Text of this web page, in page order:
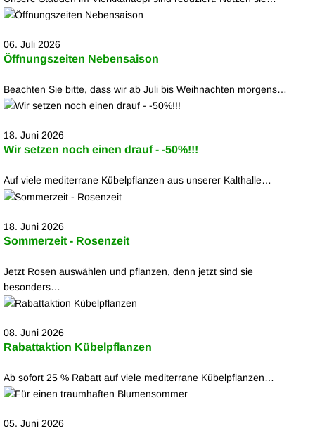
06. Juli 2026
Öffnungszeiten Nebensaison
Beachten Sie bitte, dass wir ab Juli bis Weihnachten morgens…
18. Juni 2026
Wir setzen noch einen drauf - -50%!!!
Auf viele mediterrane Kübelpflanzen aus unserer Kalthalle…
18. Juni 2026
Sommerzeit - Rosenzeit
Jetzt Rosen auswählen und pflanzen, denn jetzt sind sie
besonders…
08. Juni 2026
Rabattaktion Kübelpflanzen
Ab sofort 25 % Rabatt auf viele mediterrane Kübelpflanzen…
05. Juni 2026